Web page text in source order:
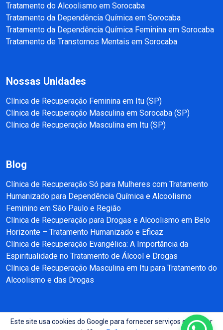
Tratamento do Alcoolismo em Sorocaba
Tratamento da Dependência Química em Sorocaba
Tratamento da Dependência Química Feminina em Sorocaba
Tratamento de Transtornos Mentais em Sorocaba
Nossas Unidades
Clínica de Recuperação Feminina em Itu (SP)
Clínica de Recuperação Masculina em Sorocaba (SP)
Clínica de Recuperação Masculina em Itu (SP)
Blog
Clínica de Recuperação Só para Mulheres com Tratamento
Humanizado para Dependência Química e Alcoolismo
Feminino em São Paulo e Região
Clínica de Recuperação para Drogas e Alcoolismo em Belo
Horizonte – Tratamento Humanizado e Eficaz
Clínica de Recuperação Evangélica: A Importância da
Espiritualidade no Tratamento de Álcool e Drogas
Clínica de Recuperação Masculina em Itu para Tratamento do
Alcoolismo e das Drogas
Copyright © 2025 - 2026 Recuperação e Reabilitação SP Todos direitos
Este site usa cookies do Google para fornecer serviços e analisar